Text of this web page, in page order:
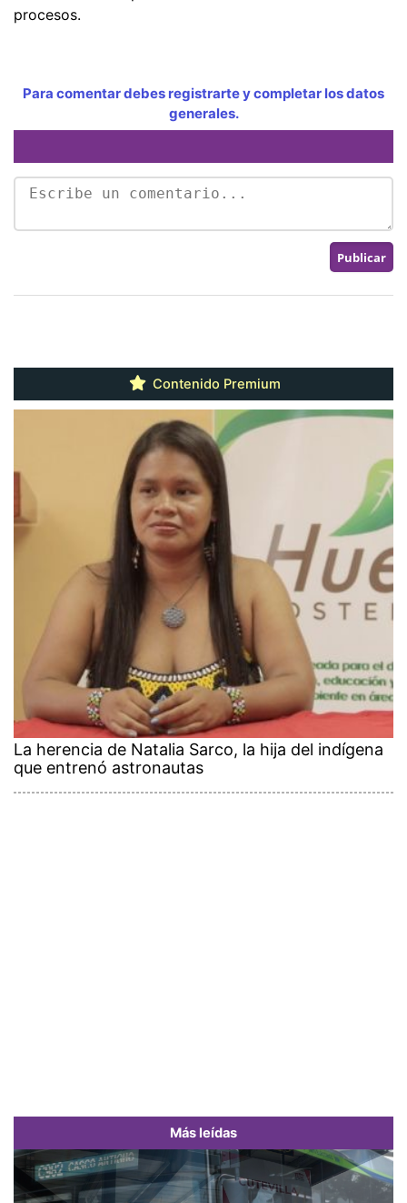
procesos.
Para comentar debes registrarte y completar los datos
generales.
Contenido Premium
La herencia de Natalia Sarco, la hija del indígena
que entrenó astronautas
Más leídas